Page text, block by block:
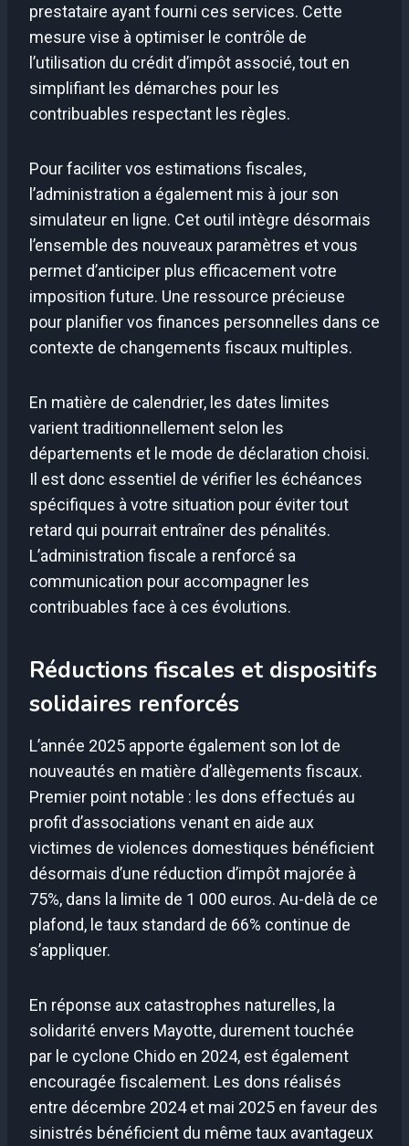
prestataire ayant fourni ces services. Cette
mesure vise à optimiser le contrôle de
l’utilisation du crédit d’impôt associé, tout en
simplifiant les démarches pour les
contribuables respectant les règles.
Pour faciliter vos estimations fiscales,
l’administration a également mis à jour son
simulateur en ligne. Cet outil intègre désormais
l’ensemble des nouveaux paramètres et vous
permet d’anticiper plus efficacement votre
imposition future. Une ressource précieuse
pour planifier vos finances personnelles dans ce
contexte de changements fiscaux multiples.
En matière de calendrier, les dates limites
varient traditionnellement selon les
départements et le mode de déclaration choisi.
Il est donc essentiel de vérifier les échéances
spécifiques à votre situation pour éviter tout
retard qui pourrait entraîner des pénalités.
L’administration fiscale a renforcé sa
communication pour accompagner les
contribuables face à ces évolutions.
Réductions fiscales et dispositifs
solidaires renforcés
L’année 2025 apporte également son lot de
nouveautés en matière d’allègements fiscaux.
Premier point notable : les dons effectués au
profit d’associations venant en aide aux
victimes de violences domestiques bénéficient
désormais d’une réduction d’impôt majorée à
75%, dans la limite de 1 000 euros. Au-delà de ce
plafond, le taux standard de 66% continue de
s’appliquer.
En réponse aux catastrophes naturelles, la
solidarité envers Mayotte, durement touchée
par le cyclone Chido en 2024, est également
encouragée fiscalement. Les dons réalisés
entre décembre 2024 et mai 2025 en faveur des
sinistrés bénéficient du même taux avantageux